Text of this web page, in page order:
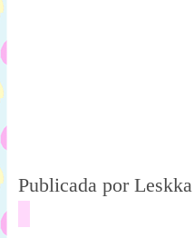
Publicada por Leskka